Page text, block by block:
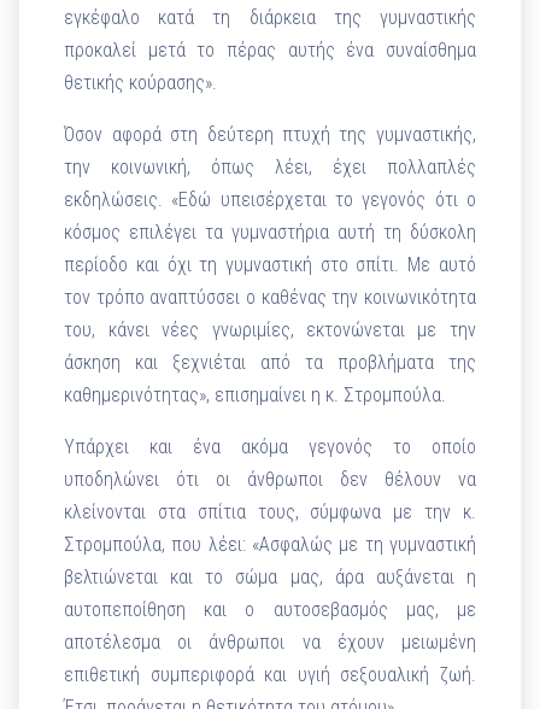
εγκέφαλο κατά τη διάρκεια της γυμναστικής
προκαλεί μετά το πέρας αυτής ένα συναίσθημα
θετικής κούρασης».
Όσον αφορά στη δεύτερη πτυχή της γυμναστικής,
την κοινωνική, όπως λέει, έχει πολλαπλές
εκδηλώσεις. «Εδώ υπεισέρχεται το γεγονός ότι ο
κόσμος επιλέγει τα γυμναστήρια αυτή τη δύσκολη
περίοδο και όχι τη γυμναστική στο σπίτι. Με αυτό
τον τρόπο αναπτύσσει ο καθένας την κοινωνικότητα
του, κάνει νέες γνωριμίες, εκτονώνεται με την
άσκηση και ξεχνιέται από τα προβλήματα της
καθημερινότητας», επισημαίνει η κ. Στρομπούλα.
Υπάρχει και ένα ακόμα γεγονός το οποίο
υποδηλώνει ότι οι άνθρωποι δεν θέλουν να
κλείνονται στα σπίτια τους, σύμφωνα με την κ.
Στρομπούλα, που λέει: «Ασφαλώς με τη γυμναστική
βελτιώνεται και το σώμα μας, άρα αυξάνεται η
αυτοπεποίθηση και ο αυτοσεβασμός μας, με
αποτέλεσμα οι άνθρωποι να έχουν μειωμένη
επιθετική συμπεριφορά και υγιή σεξουαλική ζωή.